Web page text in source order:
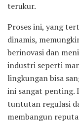
terukur.
Proses ini, yang
dinamis,
berinovasi dan
industri seperti
lingkungan bisa
ini sangat penting.
tuntutan regulasi
membangun